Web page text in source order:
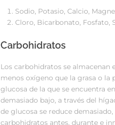
Sodio, Potasio, Calcio,
Cloro, Bicarbonato, Fosfato,
Carbohidratos
Los carbohidratos se almacenan
menos oxígeno que la grasa o
glucosa de la que se encuentra
demasiado bajo, a través del
de glucosa se reduce
carbohidratos antes, durante e